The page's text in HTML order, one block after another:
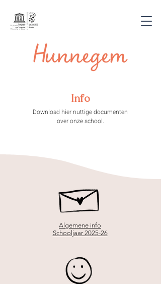
Info
Download hier nuttige documenten
over onze school.
Algemene info
Schooljaar 2025-26